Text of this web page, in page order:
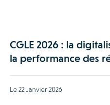
CGLE 2026 : la
la performance des
Le 22 Janvier 2026